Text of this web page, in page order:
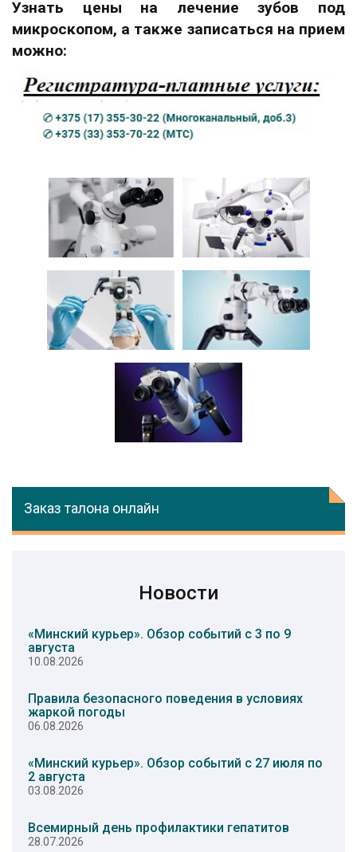
Узнать цены на лечение зубов под
микроскопом, а также записаться на прием
можно:
Заказ талона онлайн
Новости
«Минский курьер». Обзор событий с 3 по 9
августа
10.08.2026
Правила безопасного поведения в условиях
жаркой погоды
06.08.2026
«Минский курьер». Обзор событий с 27 июля по
2 августа
03.08.2026
Всемирный день профилактики гепатитов
28.07.2026